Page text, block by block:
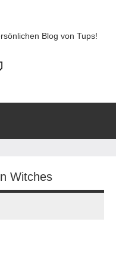
Blog von Tups!
Witches